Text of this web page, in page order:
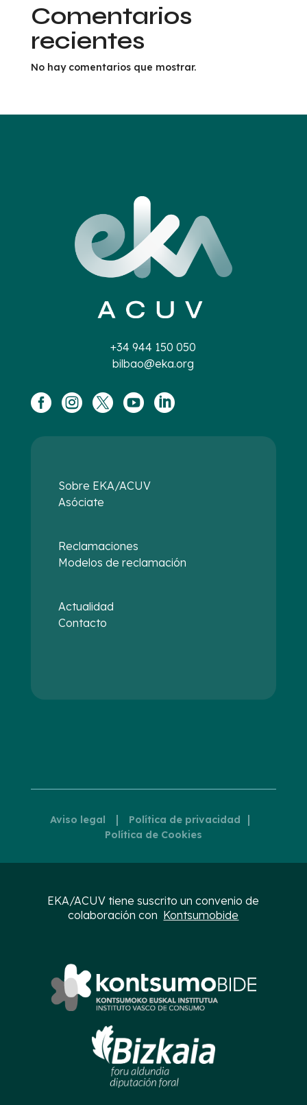
Comentarios
recientes
No hay comentarios que mostrar.
+34 944 150 050
bilbao@eka.org
    
Sobre EKA/ACUV
Asóciate
Reclamaciones
Modelos de reclamación
Actualidad
Contacto
Aviso legal | Política de privacidad |
Política de Cookies
EKA/ACUV tiene suscrito un convenio de
colaboración con Kontsumobide